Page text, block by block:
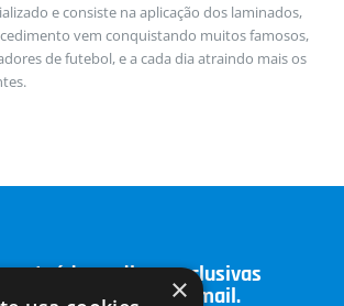
Casos Clínicos
e consiste na aplicação dos laminados,
vem conquistando muitos famosos,
de futebol, e a cada dia atraindo mais os
conteúdos e dicas exclusivas
odontologia no seu email.
×